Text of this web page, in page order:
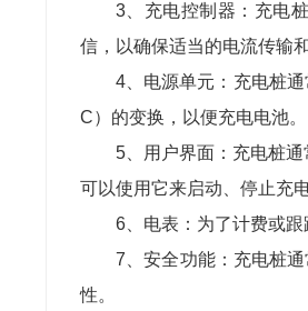
3、 充电控制器：充电
信，以确保适当的电流传输
4、 电源单元：充电桩
C）的变换，以便充电电池。
5、
用户界面：充电桩
可以使用它来启动、停止充
6、 电表：为了计费或
7、安全功能：充电桩
性。